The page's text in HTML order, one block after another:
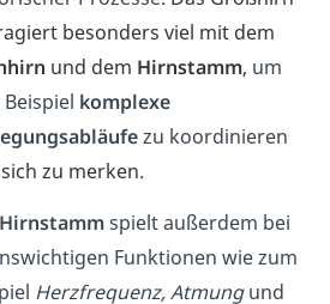
besonders viel mit dem
und dem Hirnstamm, um
komplexe
zu koordinieren
sich zu merken.
Hirnstammspielt außerdem bei
Funktionen wie zum
Herzfrequenz, Atmungund